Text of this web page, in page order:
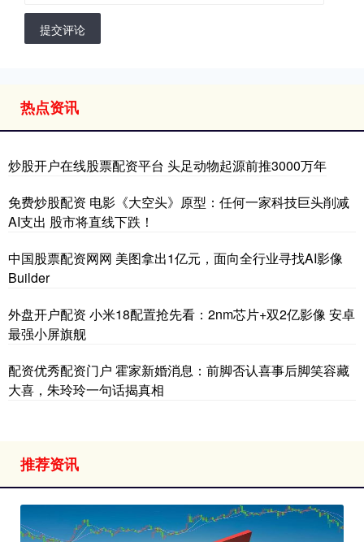
提交评论
热点资讯
炒股开户在线股票配资平台 头足动物起源前推3000万年
免费炒股配资 电影《大空头》原型：任何一家科技巨头削减
AI支出 股市将直线下跌！
中国股票配资网网 美图拿出1亿元，面向全行业寻找AI影像
Builder
外盘开户配资 小米18配置抢先看：2nm芯片+双2亿影像 安卓
最强小屏旗舰
配资优秀配资门户 霍家新婚消息：前脚否认喜事后脚笑容藏
大喜，朱玲玲一句话揭真相
推荐资讯